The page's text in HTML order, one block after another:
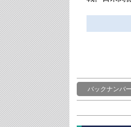
バックナンバー